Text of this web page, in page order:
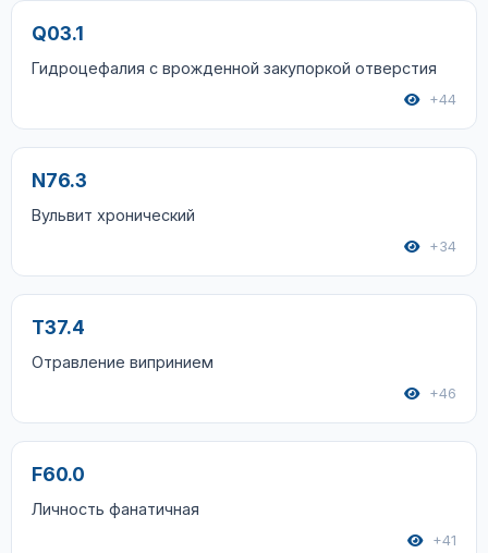
Q03.1
Гидроцефалия с врожденной закупоркой отверстия
+44
N76.3
Вульвит хронический
+34
T37.4
Отравление випринием
+46
F60.0
Личность фанатичная
+41